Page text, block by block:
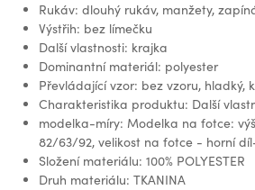
Rukáv: dlouhý rukáv, manžety,
Výstřih: bez límečku
Další vlastnosti: krajka
Dominantní materiál: polyester
Převládající vzor: bez vzoru, hladký,
Charakteristika produktu: Další
modelka-míry: Modelka na fotce:
82/63/92, velikost na fotce - horní
Složení materiálu: 100% POLYESTER
Druh materiálu: TKANINA